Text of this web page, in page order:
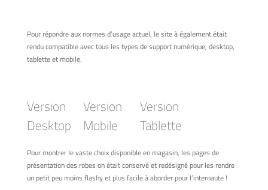
Pour répondre aux normes d’usage actuel, le site à également était
rendu compatible avec tous les types de support numérique, desktop,
tablette et mobile.
Version
Desktop
Version
Mobile
Version
Tablette
Pour montrer le vaste choix disponible en magasin, les pages de
présentation des robes on était conservé et redésigné pour les rendre
un petit peu moins flashy et plus facile à aborder pour l’internaute !